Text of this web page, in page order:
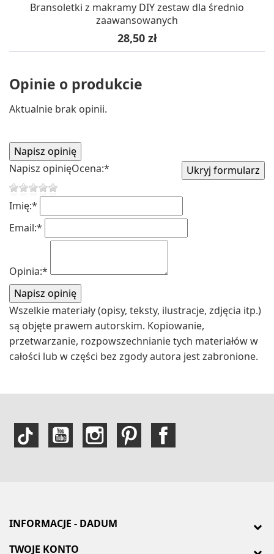
Bransoletki z makramy DIY zestaw dla średnio
zaawansowanych
Cena
28,50 zł
Opinie o produkcie
Aktualnie brak opinii.
Napisz opinięOcena:*
Imię:*
Email:*
Opinia:*
Wszelkie materiały (opisy, teksty, ilustracje, zdjęcia itp.)
są objęte prawem autorskim. Kopiowanie,
przetwarzanie, rozpowszechnianie tych materiałów w
całości lub w części bez zgody autora jest zabronione.
INFORMACJE - DADUM
TWOJE KONTO